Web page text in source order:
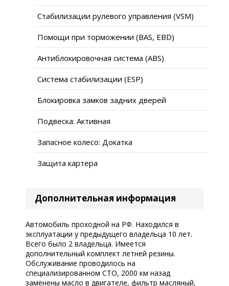
Стабилизации рулевого управления (VSM)
Помощи при торможении (BAS, EBD)
Антиблокировочная система (ABS)
Система стабилизации (ESP)
Блокировка замков задних дверей
Подвеска: Активная
Запасное колесо: Докатка
Защита картера
Дополнительная информация
Автомобиль проходной на РФ. Находился в
эксплуатации у предыдущего владельца 10 лет.
Всего было 2 владельца. Имеется
дополнительный комплект летней резины.
Обслуживание проводилось на
специализированном СТО, 2000 км назад
заменены масло в двигателе, фильтр масляный,